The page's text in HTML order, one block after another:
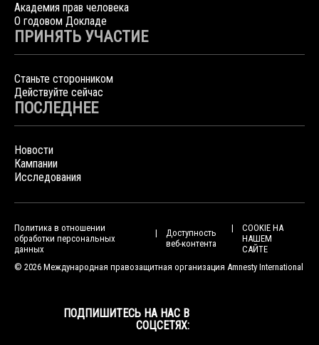
Академия прав человека
О годовом Докладе
ПРИНЯТЬ УЧАСТИЕ
Станьте сторонником
Действуйте сейчас
ПОСЛЕДНЕЕ
Новости
Кампании
Исследования
Политика в отношении
обработки персональных
данных
Доступность
веб-контента
COOKIE НА
НАШЕМ
САЙТЕ
© 2026 Международная правозащитная организация Amnesty International
ПОДПИШИТЕСЬ НА НАС В
СОЦСЕТЯХ: